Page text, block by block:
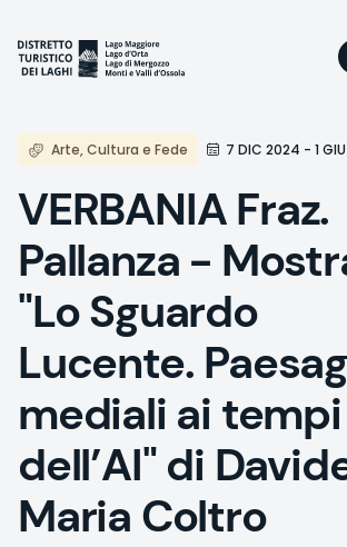
Inhalt
Arte, Cultura e Fede 7 DIC 2024 - 1
VERBANIA Fraz.
Pallanza -
"Lo Sguardo
Lucente.
mediali ai tempi
dell’AI" di
Maria Coltro